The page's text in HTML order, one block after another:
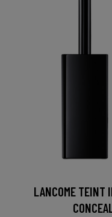
LANCOME TEINT